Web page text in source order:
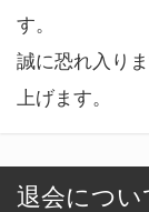
す。
誠に恐れ入り
上げます。
退会につい